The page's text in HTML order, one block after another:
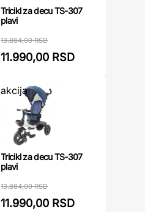
Tricikl za decu TS-307
plavi
13.884,00 RSD
11.990,00 RSD
akcija
Tricikl za decu TS-307
plavi
13.884,00 RSD
11.990,00 RSD